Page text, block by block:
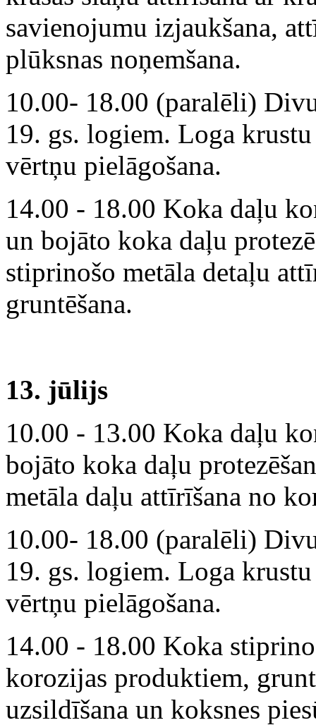
savienojumu izjaukšana,
plūksnas noņemšana.
10.00- 18.00 (paralēli)
19. gs. logiem. Loga
vērtņu pielāgošana.
14.00 - 18.00 Koka daļu
un bojāto koka daļu
stiprinošo metāla detaļu
gruntēšana.
13. jūlijs
10.00 - 13.00 Koka daļu
bojāto koka daļu
metāla daļu attīrīšana no
10.00- 18.00 (paralēli)
19. gs. logiem. Loga
vērtņu pielāgošana.
14.00 - 18.00 Koka
korozijas produktiem,
uzsildīšana un koksnes